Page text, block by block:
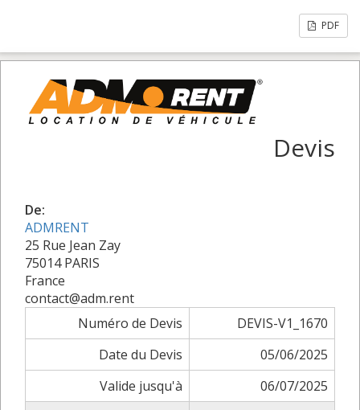
PDF
Devis
De:
ADMRENT
25 Rue Jean Zay
75014 PARIS
France
contact@adm.rent
Numéro de Devis
DEVIS-V1_1670
Date du Devis
05/06/2025
Valide jusqu'à
06/07/2025